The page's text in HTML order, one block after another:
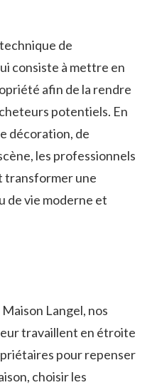
de
consiste à mettre en
afin de la rendre
potentiels. En
décoration, de
les professionnels
transformer une
de vie moderne et
Langel, nos
travaillent en étroite
pour repenser
choisir les